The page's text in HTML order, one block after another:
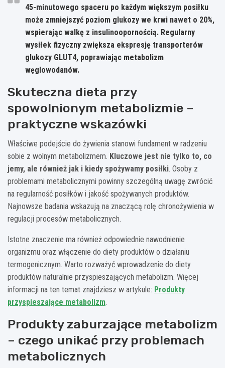
45-minutowego spaceru po każdym większym posiłku
może zmniejszyć poziom glukozy we krwi nawet o 20%,
wspierając walkę z insulinoopornością. Regularny
wysiłek fizyczny zwiększa ekspresję transporterów
glukozy GLUT4, poprawiając metabolizm
węglowodanów.
Skuteczna dieta przy
spowolnionym metabolizmie –
praktyczne wskazówki
Właściwe podejście do żywienia stanowi fundament w radzeniu
sobie z wolnym metabolizmem. Kluczowe jest nie tylko to, co
jemy, ale również jak i kiedy spożywamy posiłki. Osoby z
problemami metabolicznymi powinny szczególną uwagę zwrócić
na regularność posiłków i jakość spożywanych produktów.
Najnowsze badania wskazują na znaczącą rolę chronożywienia w
regulacji procesów metabolicznych.
Istotne znaczenie ma również odpowiednie nawodnienie
organizmu oraz włączenie do diety produktów o działaniu
termogenicznym. Warto rozważyć wprowadzenie do diety
produktów naturalnie przyspieszających metabolizm. Więcej
informacji na ten temat znajdziesz w artykule: Produkty
przyspieszające metabolizm.
Produkty zaburzające metabolizm
– czego unikać przy problemach
metabolicznych